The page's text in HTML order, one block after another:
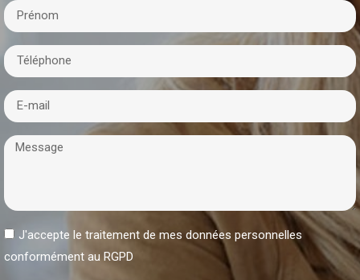
J'accepte le traitement de mes données personnelles
conformément au RGPD